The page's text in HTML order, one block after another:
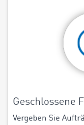
Geschlossene
Vergeben Sie